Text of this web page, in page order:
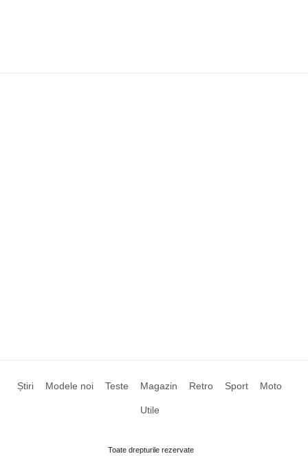
Știri Modele noi Teste Magazin Retro Sport Moto
Utile
Toate drepturile rezervate